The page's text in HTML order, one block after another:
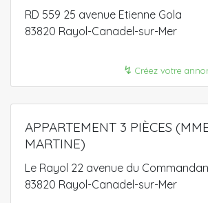
RD 559 25 avenue Etienne Gola
83820 Rayol-Canadel-sur-Mer
↯ Créez votre
APPARTEMENT 3 PIÈCES
MARTINE)
Le Rayol 22 avenue du
83820 Rayol-Canadel-sur-Mer